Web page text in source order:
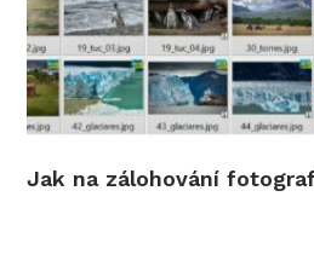
Jak na zálohování